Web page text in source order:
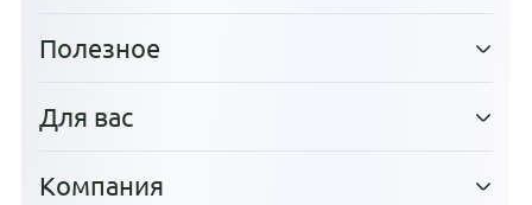
Полезное
Для вас
Компания